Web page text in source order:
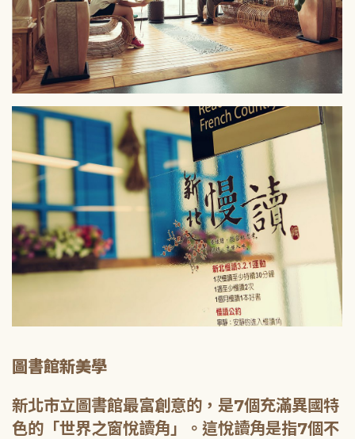
圖書館新美學
新北市立圖書館最富創意的，是7個充滿異國特
色的「世界之窗悅讀角」。這悅讀角是指7個不